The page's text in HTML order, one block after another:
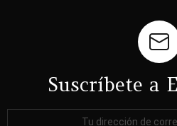
Suscríbete a